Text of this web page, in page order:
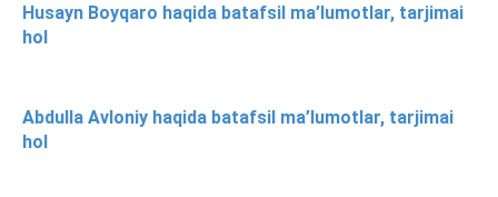
Husayn Boyqaro haqida batafsil ma’lumotlar, tarjimai
hol
Abdulla Avloniy haqida batafsil ma’lumotlar, tarjimai
hol